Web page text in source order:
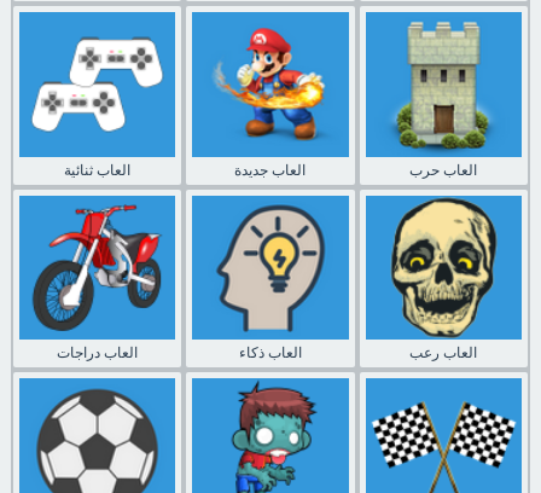
العاب ثنائية العاب جديدة العاب حرب
العاب دراجات العاب ذكاء العاب رعب